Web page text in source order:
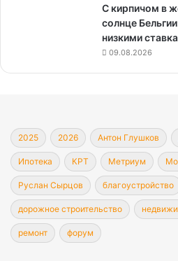
С кирпичом в
солнце
низкими
09.08.2026
2025 2026 Антон Глушков
Ипотека КРТ Метриум
Руслан Сырцов благоустройство
дорожное строительство
ремонт форум